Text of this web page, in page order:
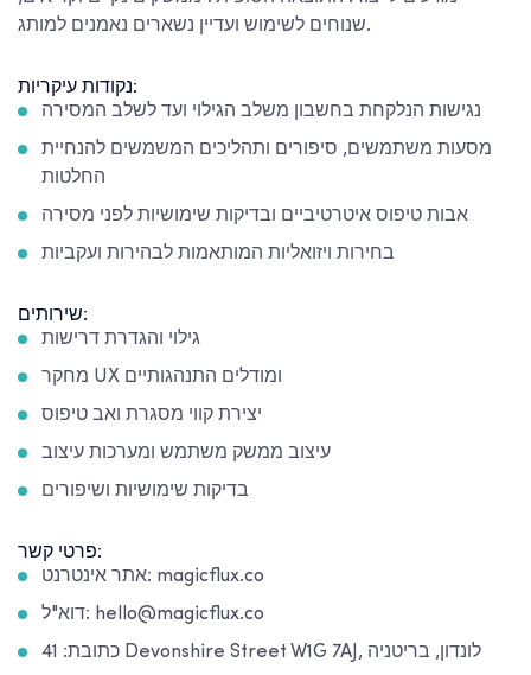
שנוחים לשימוש ועדיין נשארים נאמנים למותג.
נקודות עיקריות:
נגישות הנלקחת בחשבון משלב הגילוי ועד לשלב המסירה
מסעות משתמשים, סיפורים ותהליכים המשמשים להנחיית
החלטות
אבות טיפוס איטרטיביים ובדיקות שימושיות לפני מסירה
בחירות ויזואליות המותאמות לבהירות ועקביות
שירותים:
גילוי והגדרת דרישות
מחקר UX ומודלים התנהגותיים
יצירת קווי מסגרת ואב טיפוס
עיצוב ממשק משתמש ומערכות עיצוב
בדיקות שימושיות ושיפורים
פרטי קשר:
אתר אינטרנט: magicflux.co
דוא"ל: hello@magicflux.co
כתובת: 41 Devonshire Street W1G 7AJ, לונדון, בריטניה